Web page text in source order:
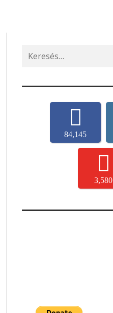
Search
for:
84,145
3,580